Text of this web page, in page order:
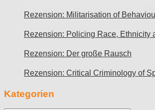
Rezension: Militarisation of
Rezension: Policing Race, Ethnicity
Rezension: Der große Rausch
Rezension: Critical Criminology of
Kategorien